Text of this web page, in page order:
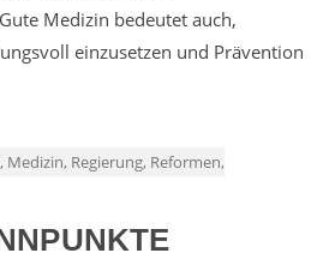
Medizin bedeutet auch,
einzusetzen und Prävention
Regierung, Reformen,